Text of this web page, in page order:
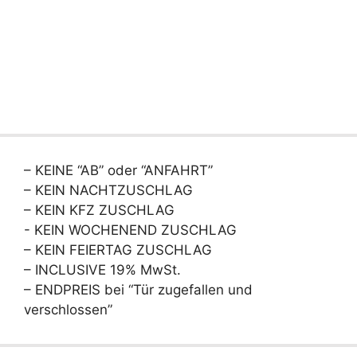
– KEINE “AB” oder “ANFAHRT”
– KEIN NACHTZUSCHLAG
– KEIN KFZ ZUSCHLAG
- KEIN WOCHENEND ZUSCHLAG
– KEIN FEIERTAG ZUSCHLAG
– INCLUSIVE 19% MwSt.
– ENDPREIS bei “Tür zugefallen und
verschlossen”